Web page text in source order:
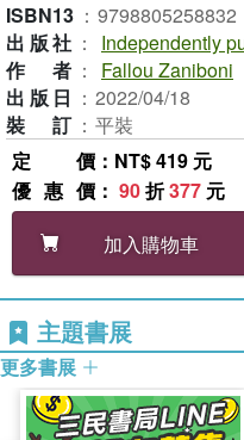
ISBN13 ： 9798805258832
出版社 ：
Independently
作者 ：
Fallou Zaniboni
出版日 ： 2022/04/18
裝訂 ： 平裝
定價 ：NT$ 419 元
優惠價 ： 90折377 元
加入購物車
主題書展
更多書展